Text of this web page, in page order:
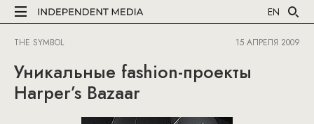
EN
THE SYMBOL 15 АПРЕЛЯ 2009
Уникальные fashion-проекты
Harper’s Bazaar